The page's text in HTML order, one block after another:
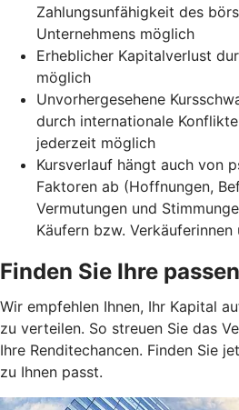
Zahlungsunfähigkeit des
Unternehmens möglich
Erheblicher Kapitalverlust
möglich
Unvorhergesehene
durch internationale
jederzeit möglich
Kursverlauf hängt auch von
Faktoren ab (Hoffnungen,
Vermutungen und
Käufern bzw. Verkäuferinnen
Finden Sie Ihre
Wir empfehlen Ihnen, Ihr Kapital
zu verteilen. So streuen Sie das
Ihre Renditechancen. Finden Sie
zu Ihnen passt.